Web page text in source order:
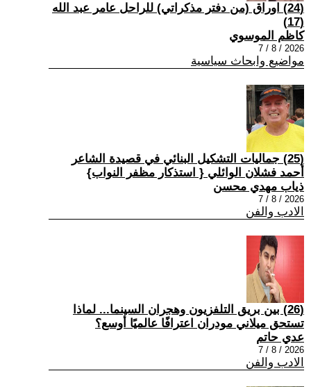
(24) اوراق (من دفتر مذكراتي) للراحل عامر عبد الله
(17)
كاظم الموسوي
2026 / 8 / 7
مواضيع وابحاث سياسية
(25) جماليات التشكيل البنائي في قصيدة الشاعر
أحمد فشلان الوائلي { استذكار مظفر النواب}
ذياب مهدي محسن
2026 / 8 / 7
الادب والفن
(26) بين بريق التلفزيون وهجران السينما... لماذا
تستحق ميلاني مودران اعترافًا عالميًا أوسع؟
عدي حاتم
2026 / 8 / 7
الادب والفن